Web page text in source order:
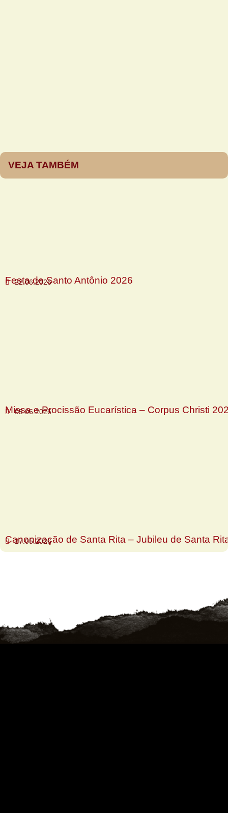
VEJA TAMBÉM
Festa de Santo Antônio 2026
22.06.2026
Missa e Procissão Eucarística – Corpus Christi
05.06.2026
Canonização de Santa Rita – Jubileu de Santa
27.05.2026